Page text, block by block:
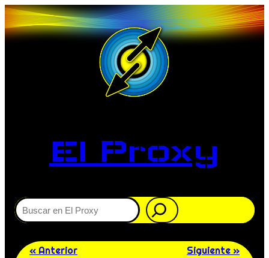
El Proxy
Buscar
« Anterior Siguiente »